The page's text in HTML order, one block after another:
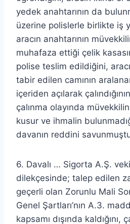
yedek anahtarının da
üzerine polislerle birlikte iş
aracın anahtarının
muhafaza ettiği çelik
polise teslim edildiğini,
tabir edilen camının
içeriden açılarak
çalınma olayında
kusur ve ihmalin
davanın reddini
6. Davalı … Sigorta A.Ş.
dilekçesinde; talep edilen
geçerli olan Zorunlu Mali
Genel Şartları’nın A.3.
kapsamı dışında kaldığını,